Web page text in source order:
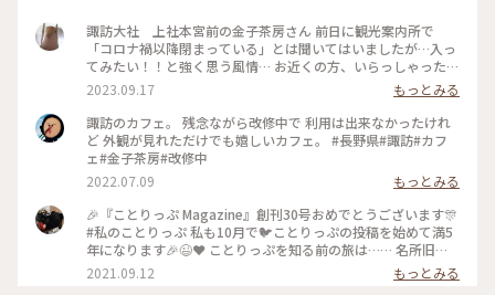
諏訪大社 上社本宮前の金子茶房さん 前日に観光案内所で
「コロナ禍以降閉まっている」とは聞いてはいましたが…入っ
てみたい！！と強く思う風情… お近くの方、いらっしゃった
ら、再開の時、お知らそいただけたら嬉しいです♥️ #諏訪 #諏
訪大社 #諏訪湖
2023.09.17
もっとみる
諏訪のカフェ。 残念ながら改修中で 利用は出来なかったけれ
ど 外観が見れただけでも嬉しいカフェ。 #長野県#諏訪#カフ
ェ#金子茶房#改修中
2022.07.09
もっとみる
🎉『ことりっぷ Magazine』創刊30号おめでとうございます🎊
#私のことりっぷ 私も10月で🐦️ことりっぷの投稿を始めて満5
年になります🎉😉❤️ ことりっぷを知る前の旅は…… 名所旧
跡、寺社、古道、祭……などを巡るのに忙しく、疲れるとお茶
しましょ……そんな旅でした。 ことりっぷを始めたばかりの
2021.09.12 もっとみる